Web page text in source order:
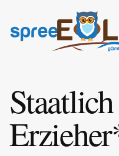
Inhalt
springen